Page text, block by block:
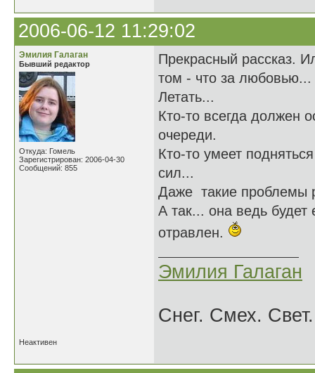
2006-06-12 11:29:02
Эмилия Галаган
Бывший редактор
Откуда: Гомель
Зарегистрирован: 2006-04-30
Сообщений: 855
Прекрасный рассказ.
том - что за любовью...
Летать...
Кто-то всегда должен
очереди.
Кто-то умеет
сил...
Даже такие проблемы
А так... она ведь
отравлен.
Эмилия Галаган
Снег. Смех. Свет.
Неактивен